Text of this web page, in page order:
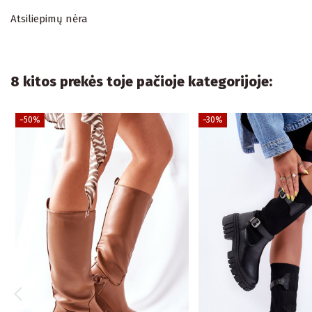
Atsiliepimų nėra
8 kitos prekės toje pačioje kategorijoje:
−50% −30%